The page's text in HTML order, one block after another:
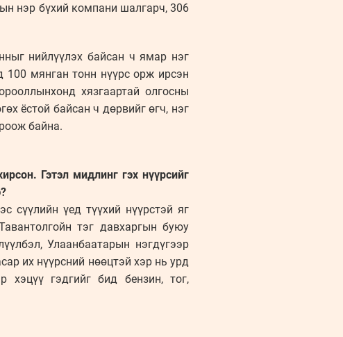
нэр бүхий компани шалгарч, 306
нийлүүлэх байсан ч ямар нэг
100 мянган тонн нүүрс орж ирсэн
хязгаартай олгосны
ёстой байсан ч дөрвийг өгч, нэг
байна.
Гэтэл мидлинг гэх нүүрсийг
сүүлийн үед түүхий нүүрстэй яг
тэг давхаргын буюу
Улаанбаатарын нэгдүгээр
их нүүрсний нөөцтэй хэр нь урд
хэцүү гэдгийг бид бензин, тог,